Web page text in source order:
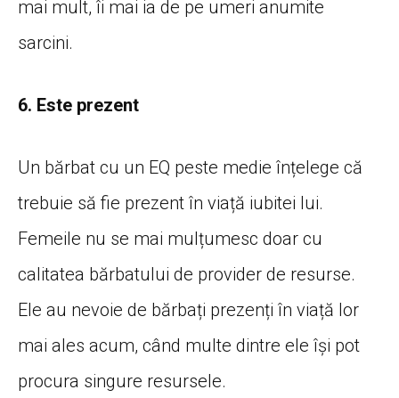
mai mult, îi mai ia de pe umeri anumite
sarcini.
6. Este prezent
Un bărbat cu un EQ peste medie înțelege că
trebuie să fie prezent în viață iubitei lui.
Femeile nu se mai mulțumesc doar cu
calitatea bărbatului de provider de resurse.
Ele au nevoie de bărbați prezenți în viață lor
mai ales acum, când multe dintre ele își pot
procura singure resursele.